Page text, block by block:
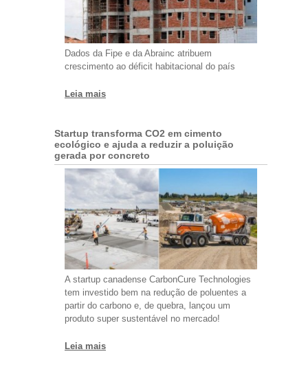
Dados da Fipe e da Abrainc atribuem
crescimento ao déficit habitacional do país
Leia mais
Startup transforma CO2 em cimento
ecológico e ajuda a reduzir a poluição
gerada por concreto
A startup canadense CarbonCure Technologies
tem investido bem na redução de poluentes a
partir do carbono e, de quebra, lançou um
produto super sustentável no mercado!
Leia mais